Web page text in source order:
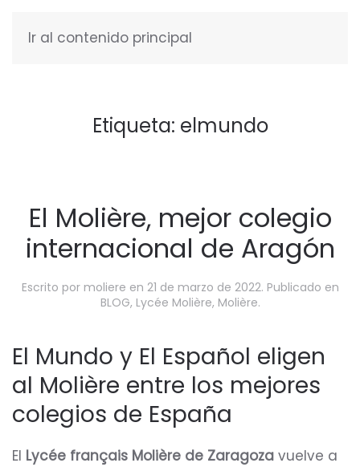
Ir al contenido principal
Etiqueta: elmundo
El Molière, mejor colegio
internacional de Aragón
Escrito por moliere en 21 de marzo de 2022. Publicado en
BLOG, Lycée Molière, Molière.
El Mundo y El Español eligen
al Molière entre los mejores
colegios de España
El Lycée français Molière de Zaragoza vuelve a